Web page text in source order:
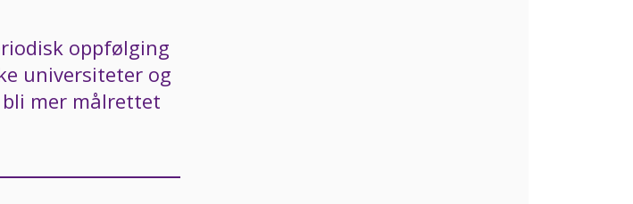
oppfølging
universiteter og
mer målrettet